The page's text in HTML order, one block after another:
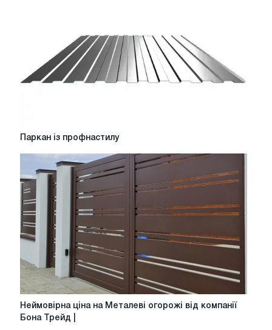
Паркан
профнастилу
Паркан із профнастилу
Неймовірна
ціна
Неймовірна ціна на Металеві огорожі від компанії
Бона Трейд |